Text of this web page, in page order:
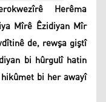
Herêma
Mîrê Êzidiyan Mîr
de, rewşa giştî
bi hûrgulî hatin
bi her awayî